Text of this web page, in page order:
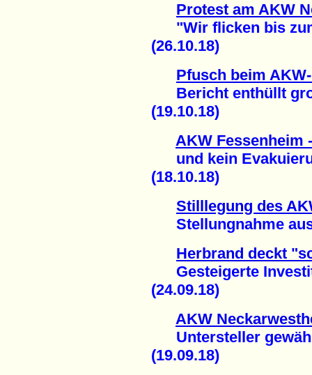
Protest am AKW
"Wir flicken bis
(26.10.18)
Pfusch beim
Bericht enthüllt
(19.10.18)
AKW Fessenheim
und kein
(18.10.18)
Stilllegung des
Stellungnahme aus
Herbrand deckt
Gesteigerte
(24.09.18)
AKW
Untersteller
(19.09.18)